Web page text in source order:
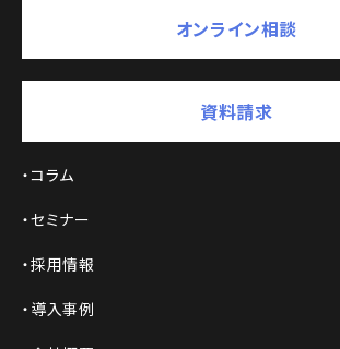
オンライン相談
資料請求
コラム
セミナー
採用情報
導入事例